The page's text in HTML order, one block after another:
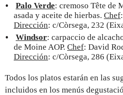
Palo Verde: cremoso Tête de
asada y aceite de hierbas. Chef
Dirección: c/Còrsega, 232
Windsor: carpaccio de
de Moine AOP. Chef: David
Dirección: c/Còrsega, 286
Todos los platos estarán en las
incluidos en los menús